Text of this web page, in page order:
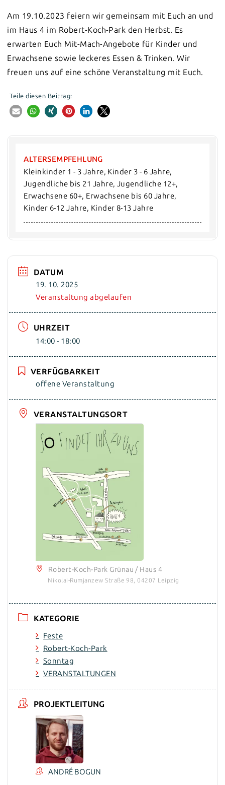
Am 19.10.2023 feiern wir gemeinsam mit Euch an und
im Haus 4 im Robert-Koch-Park den Herbst. Es
erwarten Euch Mit-Mach-Angebote für Kinder und
Erwachsene sowie leckeres Essen & Trinken. Wir
freuen uns auf eine schöne Veranstaltung mit Euch.
Teile diesen Beitrag:
ALTERSEMPFEHLUNG
Kleinkinder 1 - 3 Jahre, Kinder 3 - 6 Jahre,
Jugendliche bis 21 Jahre, Jugendliche 12+,
Erwachsene 60+, Erwachsene bis 60 Jahre,
Kinder 6-12 Jahre, Kinder 8-13 Jahre
DATUM
19. 10. 2025
Veranstaltung abgelaufen
UHRZEIT
14:00 - 18:00
VERFÜGBARKEIT
offene Veranstaltung
VERANSTALTUNGSORT
Robert-Koch-Park Grünau / Haus 4
Nikolai-Rumjanzew Straße 98, 04207 Leipzig
KATEGORIE
Feste
Robert-Koch-Park
Sonntag
VERANSTALTUNGEN
PROJEKTLEITUNG
ANDRÉ BOGUN